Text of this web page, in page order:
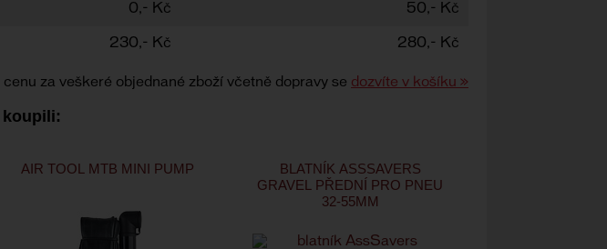
0,- Kč 50,- Kč
230,- Kč 280,- Kč
cenu za veškeré objednané zboží včetně dopravy se dozvíte v košíku »
koupili:
AIR TOOL MTB MINI PUMP
BLATNÍK ASSSAVERS
GRAVEL PŘEDNÍ PRO PNEU
32-55MM